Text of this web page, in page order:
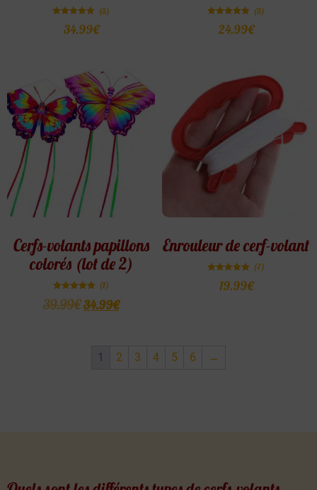
4.80
(5)
34.99€
4.80
(5)
24.99€
Cerfs-volants papillons
colorés (lot de 2)
5.00
sur 5
(1)
39.99€34.99€
Enrouleur de cerf-volant
4.86
(7)
19.99€
1 2 3 4 5 6 →